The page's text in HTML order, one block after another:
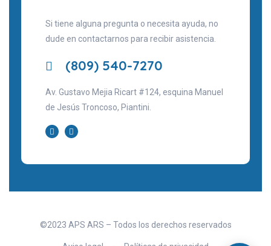
Si tiene alguna pregunta o necesita ayuda, no
dude en contactarnos para recibir asistencia.
(809) 540-7270
Av. Gustavo Mejia Ricart #124, esquina Manuel
de Jesús Troncoso, Piantini.
©2023 APS ARS – Todos los derechos reservados